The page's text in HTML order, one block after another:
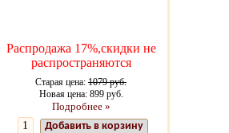
Распродажа 17%,скидки не
распространяются
Старая цена: 1079 руб.
Новая цена: 899 руб.
Подробнее »
Добавить в корзину